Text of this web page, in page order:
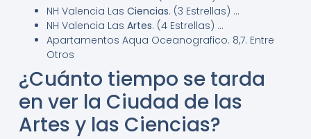
NH Valencia Las Ciencias. (3 Estrellas) …
NH Valencia Las Artes. (4 Estrellas) …
Apartamentos Aqua Oceanografico. 8,7. Entre
Otros
¿Cuánto tiempo se tarda
en ver la Ciudad de las
Artes y las Ciencias?